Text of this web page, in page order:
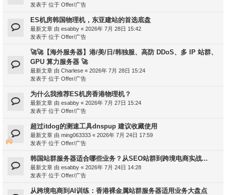
发表于 位于 Offer/广告
ES机房韩国物理机，东亚建站的首选底盘
最新文章 由 esabby « 2026年 7月 28日 15:42
发表于 位于 Offer/广告
🚀🚀【海外服务器】港/美/日/韩独服、高防 DDoS、多 IP 站群、
GPU 算力服务器 🚀
最新文章 由 Charlese « 2026年 7月 28日 15:24
发表于 位于 Offer/广告
为什么我推荐ES机房香港物理机？
最新文章 由 esabby « 2026年 7月 27日 15:24
发表于 位于 Offer/广告
超过itdog的测速工具dnspup 建议收藏使用
最新文章 由 ming063333 « 2026年 7月 24日 17:59
发表于 位于 Offer/广告
韩国站群服务器适合哪些业务？从SEO站群到跨境电商实战...
最新文章 由 esabby « 2026年 7月 24日 14:28
发表于 位于 Offer/广告
从跨境电商到AI训练：香港裸金属站群服务器适用业务大盘点